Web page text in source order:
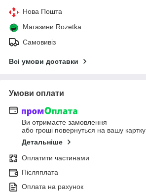
Нова Пошта
Магазини Rozetka
Самовивіз
Всі умови доставки
Умови оплати
Ви отримаєте замовлення
або гроші повернуться на вашу картку
Детальніше
Оплатити частинами
Післяплата
Оплата на рахунок